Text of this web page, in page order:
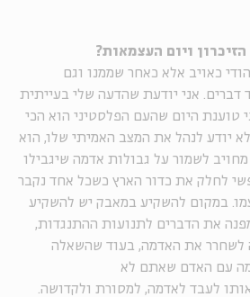
ויום העצמאות?
כאויב אלא כאחר שממנו וגם
דברים. אני יודעת שהדעה שלי בעייתית
טוענת היום שהעם הפלסטיני הוא הכי
יודע לנהל את המצב האמיתי שלו, הוא
מחויב לשמור על גבולות אדמה שיגבילו
לחלק את כדור הארץ כשכל אחד נקבר
במקום להשקיע במאבק יש להשקיע
את הדברים לתנועות ההתנגדות,
לשחרר את האדמה, בעוד שהשאלה
מה עם האדם שאתם לא
לעבד לאדמה, למסורת ולקדושה.